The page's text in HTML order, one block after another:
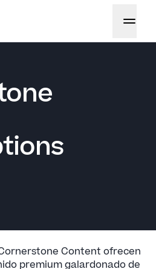
Content ofrecen
premium galardonado de